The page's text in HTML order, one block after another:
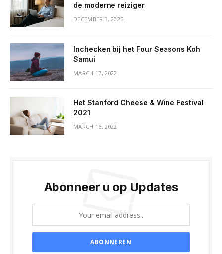
de moderne reiziger
DECEMBER 3, 2025
Inchecken bij het Four Seasons Koh
Samui
MARCH 17, 2022
Het Stanford Cheese & Wine Festival
2021
MARCH 16, 2022
Abonneer u op Updates